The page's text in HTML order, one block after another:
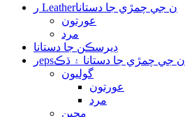
ر Leatherن جي چمڙي جا دستانا
عورتون
مرد
ڊيرسڪن جا دستانا
رepsن جي چمڙي جا دستانا ۽ ڌڪ
گوليون
عورتون
مرد
مچين